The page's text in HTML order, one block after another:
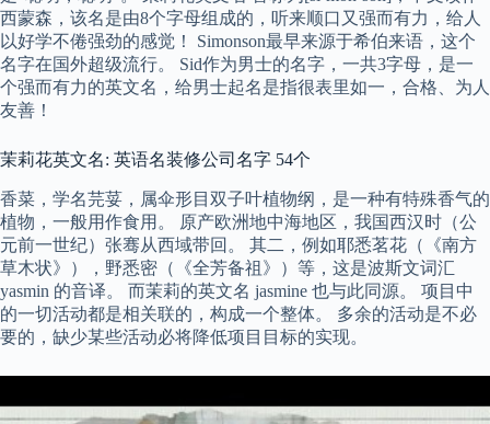
西蒙森，该名是由8个字母组成的，听来顺口又强而有力，给人
以好学不倦强劲的感觉！ Simonson最早来源于希伯来语，这个
名字在国外超级流行。 Sid作为男士的名字，一共3字母，是一
个强而有力的英文名，给男士起名是指很表里如一，合格、为人
友善！
茉莉花英文名: 英语名装修公司名字 54个
香菜，学名芫荽，属伞形目双子叶植物纲，是一种有特殊香气的
植物，一般用作食用。 原产欧洲地中海地区，我国西汉时（公
元前一世纪）张骞从西域带回。 其二，例如耶悉茗花（《南方
草木状》），野悉密（《全芳备祖》）等，这是波斯文词汇
yasmin 的音译。 而茉莉的英文名 jasmine 也与此同源。 项目中
的一切活动都是相关联的，构成一个整体。 多余的活动是不必
要的，缺少某些活动必将降低项目目标的实现。